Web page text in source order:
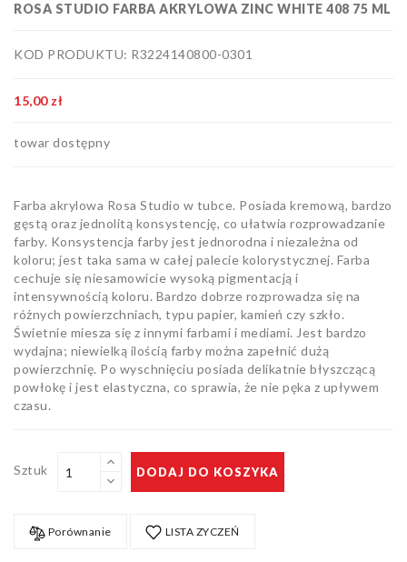
szablony
ROSA STUDIO FARBA AKRYLOWA ZINC WHITE 408 75 ML
KOD PRODUKTU: R3224140800-0301
15,00 zł
towar dostępny
Farba akrylowa Rosa Studio w tubce. Posiada kremową, bardzo
gęstą oraz jednolitą konsystencję, co ułatwia rozprowadzanie
farby. Konsystencja farby jest jednorodna i niezależna od
koloru; jest taka sama w całej palecie kolorystycznej. Farba
cechuje się niesamowicie wysoką pigmentacją i
intensywnością koloru. Bardzo dobrze rozprowadza się na
różnych powierzchniach, typu papier, kamień czy szkło.
Świetnie miesza się z innymi farbami i mediami. Jest bardzo
wydajna; niewielką ilością farby można zapełnić dużą
powierzchnię. Po wyschnięciu posiada delikatnie błyszczącą
powłokę i jest elastyczna, co sprawia, że nie pęka z upływem
czasu.
Sztuk DODAJ DO KOSZYKA
Porównanie LISTA ZYCZEŃ